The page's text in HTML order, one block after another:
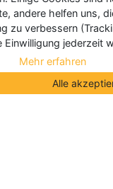
andere helfen uns,
zu verbessern
Einwilligung jederzeit
Mehr erfahren
Alle